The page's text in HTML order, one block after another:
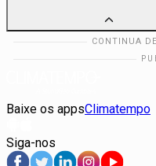
Baixe os appsClimatempo
Siga-nos